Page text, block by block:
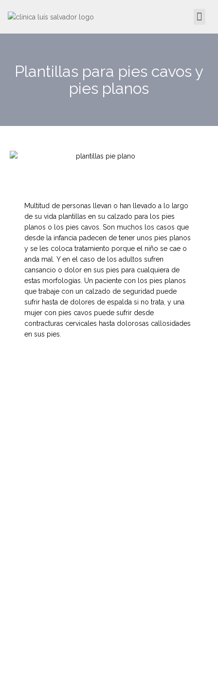
Plantillas para pies cavos y
pies planos
Multitud de personas llevan o han llevado a lo largo
de su vida plantillas en su calzado para los pies
planos o los pies cavos. Son muchos los casos que
desde la infancia padecen de tener unos pies planos
y se les coloca tratamiento porque el niño se cae o
anda mal. Y en el caso de los adultos sufren
cansancio o dolor en sus pies para cualquiera de
estas morfologías. Un paciente con los pies planos
que trabaje con un calzado de seguridad puede
sufrir hasta de dolores de espalda si no trata, y una
mujer con pies cavos puede sufrir desde
contracturas cervicales hasta dolorosas callosidades
en sus pies.